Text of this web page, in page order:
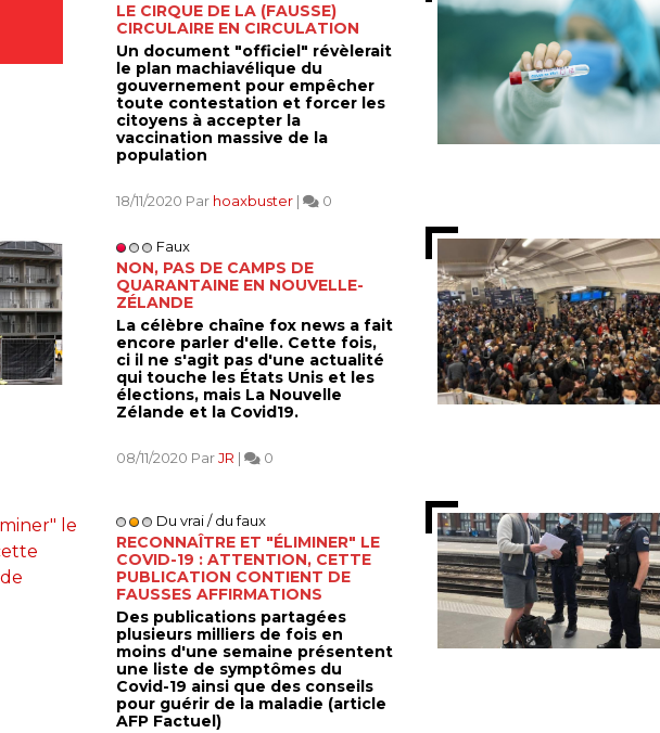
LE CIRQUE DE LA (FAUSSE)
CIRCULAIRE EN CIRCULATION
Un document "officiel" révèlerait
le plan machiavélique du
gouvernement pour empêcher
toute contestation et forcer les
citoyens à accepter la
vaccination massive de la
population
18/11/2020 Par hoaxbuster | 0
Faux
NON, PAS DE CAMPS DE
QUARANTAINE EN NOUVELLE-
ZÉLANDE
La célèbre chaîne fox news a fait
encore parler d'elle. Cette fois,
ci il ne s'agit pas d'une actualité
qui touche les États Unis et les
élections, mais La Nouvelle
Zélande et la Covid19.
08/11/2020 ParJR | 0
Du vrai / du faux
RECONNAÎTRE ET "ÉLIMINER" LE
COVID-19 : ATTENTION, CETTE
PUBLICATION CONTIENT DE
FAUSSES AFFIRMATIONS
Des publications partagées
plusieurs milliers de fois en
moins d'une semaine présentent
une liste de symptômes du
Covid-19 ainsi que des conseils
pour guérir de la maladie (article
AFP Factuel)